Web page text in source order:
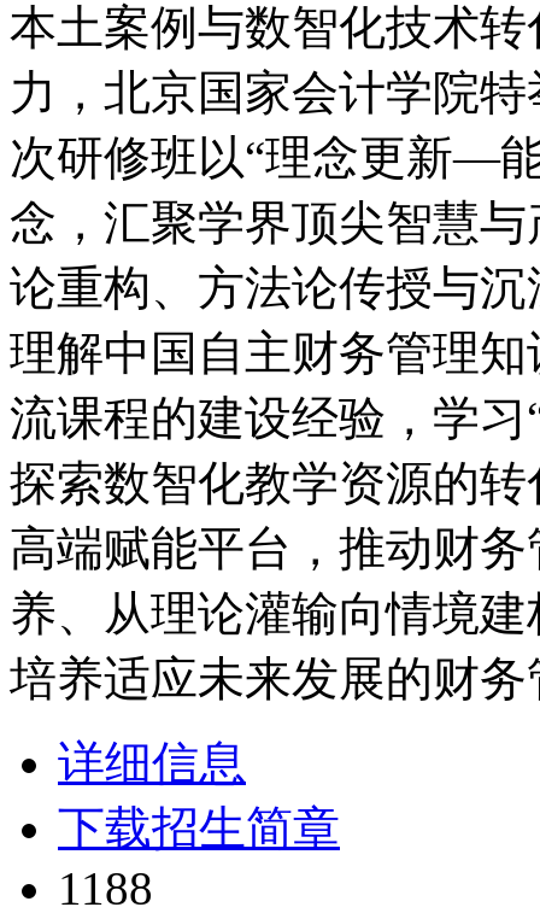
本土案例与数智化技术
力，北京国家会计学院
次研修班以“理念更新—
念，汇聚学界顶尖智慧
论重构、方法论传授与
理解中国自主财务管理
流课程的建设经验，学
探索数智化教学资源的
高端赋能平台，推动财
养、从理论灌输向情境
培养适应未来发展的财
详细信息
下载招生简章
1188